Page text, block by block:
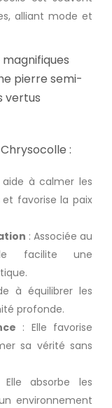
alliant mode et
pierre semi-
vertus
:
à calmer les
favorise la paix
: Associée au
facilite une
à équilibrer les
profonde.
: Elle favorise
sa vérité sans
absorbe les
environnement